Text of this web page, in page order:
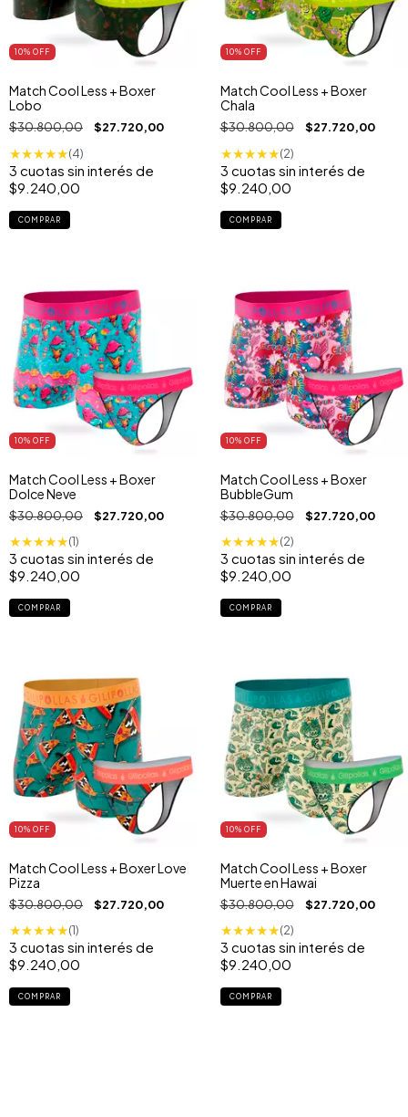
10% OFF
Match Cool Less + Boxer
Lobo
$30.800,00 $27.720,00
★★★★★(4)
3 cuotas sin interés de
$9.240,00
COMPRAR
10% OFF
Match Cool Less + Boxer
Chala
$30.800,00 $27.720,00
★★★★★(2)
3 cuotas sin interés de
$9.240,00
COMPRAR
10% OFF
Match Cool Less + Boxer
Dolce Neve
$30.800,00 $27.720,00
★★★★★(1)
3 cuotas sin interés de
$9.240,00
COMPRAR
10% OFF
Match Cool Less + Boxer
BubbleGum
$30.800,00 $27.720,00
★★★★★(2)
3 cuotas sin interés de
$9.240,00
COMPRAR
10% OFF
Match Cool Less + Boxer Love
Pizza
$30.800,00 $27.720,00
★★★★★(1)
3 cuotas sin interés de
$9.240,00
COMPRAR
10% OFF
Match Cool Less + Boxer
Muerte en Hawai
$30.800,00 $27.720,00
★★★★★(2)
3 cuotas sin interés de
$9.240,00
COMPRAR